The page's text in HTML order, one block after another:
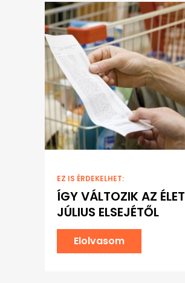
EZ IS ÉRDEKELHET:
ÍGY VÁLTOZIK AZ ÉLET
JÚLIUS ELSEJÉTŐL
Elolvasom